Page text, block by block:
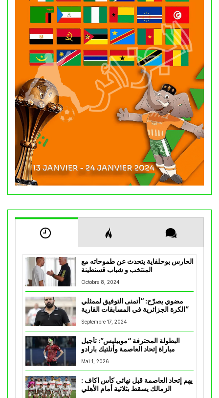
الحارس بوحلفاية يتحدث عن طموحاته مع
المنتخب و شباب قسنطينة
Octobre 8, 2024
مضوي يصرّح: “أتمنى التوفيق لممثلي
الكرة الجزائرية في المسابقات القارية”
Septembre 17, 2024
البطولة المحترفة “موبيليس”: تأجيل
مباراة إتحاد العاصمة وأتلتيك بارادو
Mai 1, 2026
يهم إتحاد العاصمة قبل نهائي كأس اكاف :